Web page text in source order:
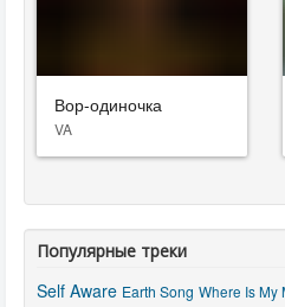
Вор-одиночка
VA
Популярные треки
Self Aware Earth Song Where Is My